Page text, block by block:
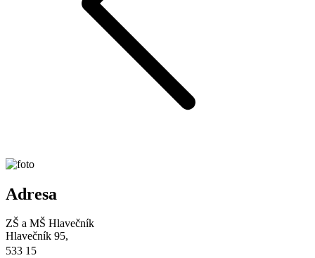
Adresa
ZŠ a MŠ Hlavečník
Hlavečník 95,
533 15